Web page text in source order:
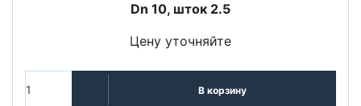
Dn 10, шток 2.5
Цену уточняйте
В корзину